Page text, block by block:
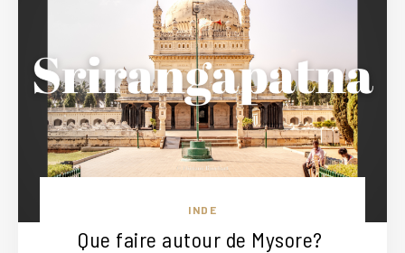
INDE
Que faire autour de Mysore?